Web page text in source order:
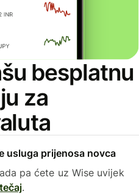
besplatnu
za
usluga prijenosa novca
pa ćete uz Wise uvijek
.